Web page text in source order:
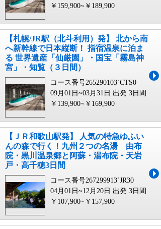
￥159,900~￥189,900
【札幌/JR駅（北斗利用）発】 北から南
へ新幹線で日本縦断！ 指宿温泉に泊ま
る 世界遺産「仙厳園」・国宝「霧島神
宮」・知覧（３日間）
コース番号265290103`CTS0
09月01日~03月31日 出発 3日間
￥139,900~￥169,900
【ＪＲ和歌山駅発】 人気の特急ゆふい
んの森で行く！九州２つの名湯 由布
院・黒川温泉郷と阿蘇・湯布院・天岩
戸・高千穂3日間
コース番号267299913`JR30
04月01日~12月20日 出発 3日間
￥107,900~￥157,900